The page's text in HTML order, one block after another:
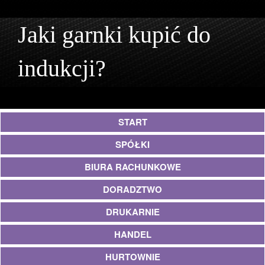
Jaki garnki kupić do
indukcji?
START
SPÓŁKI
BIURA RACHUNKOWE
DORADZTWO
DRUKARNIE
HANDEL
HURTOWNIE